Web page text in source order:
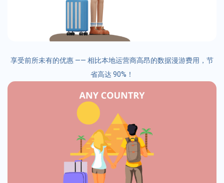
享受前所未有的优惠 —— 相比本地运营商高昂的数据漫游费用，节
省高达 90%！